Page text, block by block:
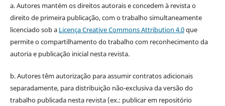
a. Autores mantém os direitos autorais e concedem à revista o
direito de primeira publicação, com o trabalho simultaneamente
licenciado sob a Licença Creative Commons Attribution 4.0que
permite o compartilhamento do trabalho com reconhecimento da
autoria e publicação inicial nesta revista.
b. Autores têm autorização para assumir contratos adicionais
separadamente, para distribuição não-exclusiva da versão do
trabalho publicada nesta revista (ex.: publicar em repositório